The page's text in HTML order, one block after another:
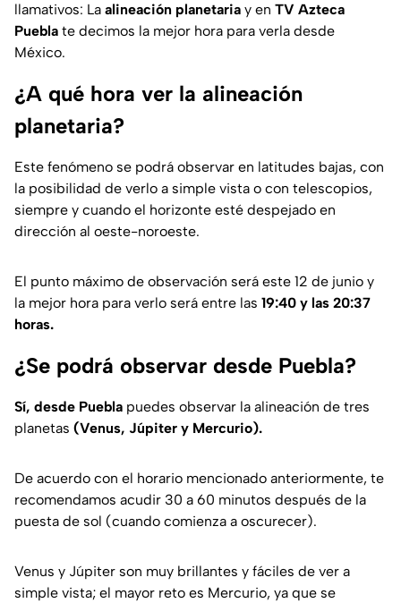
llamativos: La alineación planetaria y en TV Azteca
Puebla te decimos la mejor hora para verla desde
México.
¿A qué hora ver la alineación
planetaria?
Este fenómeno se podrá observar en latitudes bajas, con
la posibilidad de verlo a simple vista o con telescopios,
siempre y cuando el horizonte esté despejado en
dirección al oeste-noroeste.
El punto máximo de observación será este 12 de junio y
la mejor hora para verlo será entre las 19:40 y las 20:37
horas.
¿Se podrá observar desde Puebla?
Sí, desde Puebla puedes observar la alineación de tres
planetas (Venus, Júpiter y Mercurio).
De acuerdo con el horario mencionado anteriormente, te
recomendamos acudir 30 a 60 minutos después de la
puesta de sol (cuando comienza a oscurecer).
Venus y Júpiter son muy brillantes y fáciles de ver a
simple vista; el mayor reto es Mercurio, ya que se